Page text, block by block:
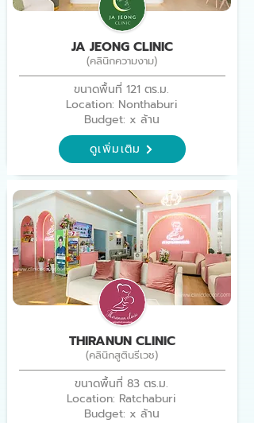
JA JEONG CLINIC
(คลินิกความงาม)
ขนาดพื้นที่ 121 ตร.ม.
Location: Nonthaburi
Budget: x ล้าน
ดูเพิ่มเติม
THIRANUN CLINIC
(คลินิกสูตินรีเวช)
ขนาดพื้นที่ 83 ตร.ม.
Location: Ratchaburi
Budget: x ล้าน